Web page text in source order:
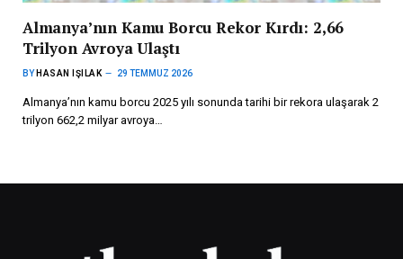
Almanya’nın Kamu Borcu Rekor Kırdı: 2,66
Trilyon Avroya Ulaştı
BY HASAN IŞILAK 29 TEMMUZ 2026
Almanya’nın kamu borcu 2025 yılı sonunda tarihi bir rekora ulaşarak 2
trilyon 662,2 milyar avroya…